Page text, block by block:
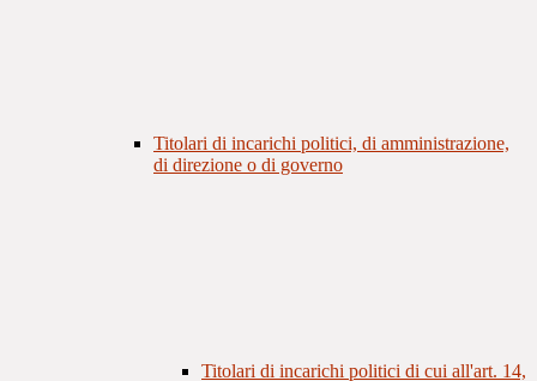
Titolari di incarichi politici, di amministrazione,
di direzione o di governo
Titolari di incarichi politici di cui all'art. 14,